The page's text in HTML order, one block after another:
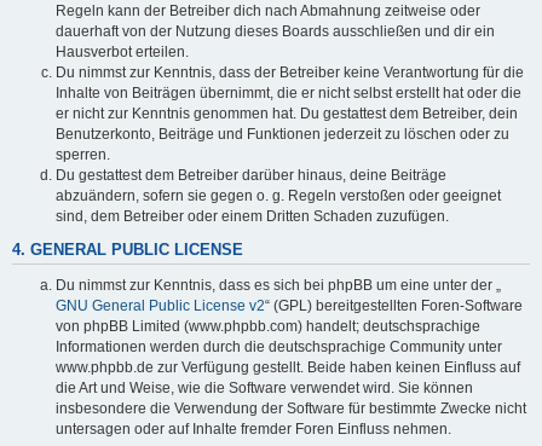
Regeln kann der Betreiber dich nach Abmahnung zeitweise oder
dauerhaft von der Nutzung dieses Boards ausschließen und dir ein
Hausverbot erteilen.
Du nimmst zur Kenntnis, dass der Betreiber keine Verantwortung für die
Inhalte von Beiträgen übernimmt, die er nicht selbst erstellt hat oder die
er nicht zur Kenntnis genommen hat. Du gestattest dem Betreiber, dein
Benutzerkonto, Beiträge und Funktionen jederzeit zu löschen oder zu
sperren.
Du gestattest dem Betreiber darüber hinaus, deine Beiträge
abzuändern, sofern sie gegen o. g. Regeln verstoßen oder geeignet
sind, dem Betreiber oder einem Dritten Schaden zuzufügen.
4. GENERAL PUBLIC LICENSE
Du nimmst zur Kenntnis, dass es sich bei phpBB um eine unter der „
GNU General Public License v2“ (GPL) bereitgestellten Foren-Software
von phpBB Limited (www.phpbb.com) handelt; deutschsprachige
Informationen werden durch die deutschsprachige Community unter
www.phpbb.de zur Verfügung gestellt. Beide haben keinen Einfluss auf
die Art und Weise, wie die Software verwendet wird. Sie können
insbesondere die Verwendung der Software für bestimmte Zwecke nicht
untersagen oder auf Inhalte fremder Foren Einfluss nehmen.